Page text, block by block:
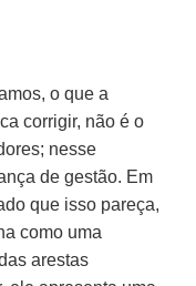
o que a
corrigir, não é o
nesse
de gestão. Em
que isso pareça,
como uma
arestas